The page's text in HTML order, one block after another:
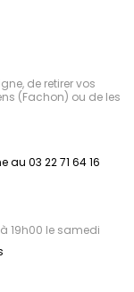
de retirer vos
(Fachon) ou de les
03 22 71 64 16
19h00 le samedi